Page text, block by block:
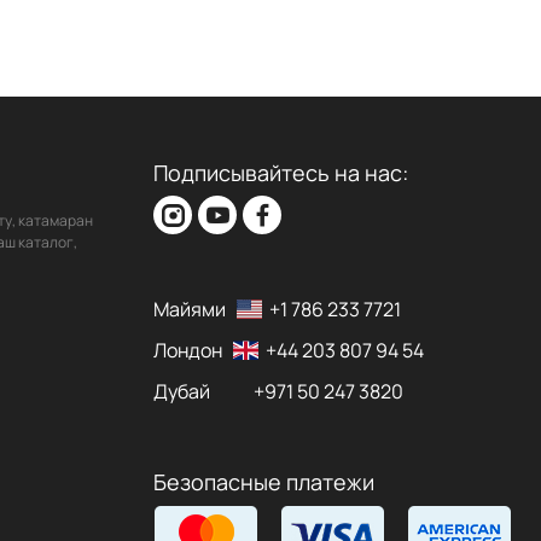
катамаран
каталог,
Подписывайтесь на нас:
Майями
+1 786 233 7721
Лондон
+44 203 807 94 54
Дубай
+971 50 247 3820
Безопасные платежи